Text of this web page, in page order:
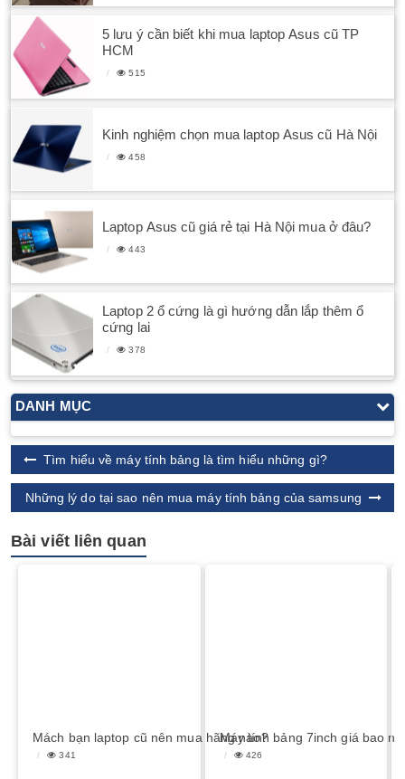
5 lưu ý cần biết khi mua laptop Asus cũ TP
HCM
515
Kinh nghiệm chọn mua laptop Asus cũ Hà Nội
458
Laptop Asus cũ giá rẻ tại Hà Nội mua ở đâu?
443
Laptop 2 ổ cứng là gì hướng dẫn lắp thêm ổ
cứng lai
378
DANH MỤC
Tìm hiểu về máy tính bảng là tìm hiểu những gì?
Những lý do tại sao nên mua máy tính bảng của samsung
Bài viết liên quan
Mách bạn laptop cũ nên mua hãng nào?
341
Máy tính bảng 7inch giá bao
426